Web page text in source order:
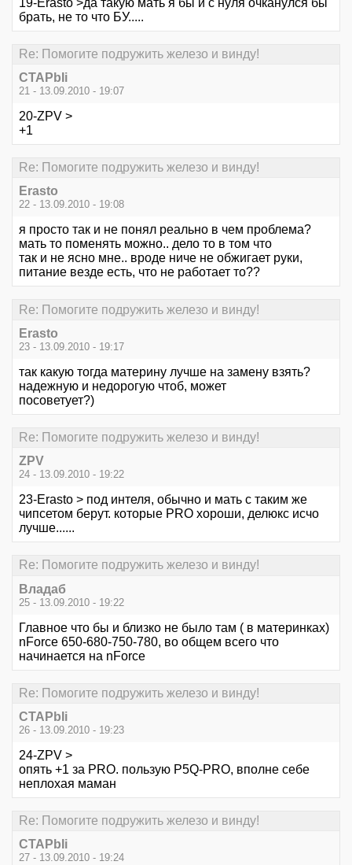
брать, не то что БУ.....
Re: Помогите подружить железо и винду!
CTAPbIi
21 - 13.09.2010 - 19:07
20-ZPV >
+1
Re: Помогите подружить железо и винду!
Erasto
22 - 13.09.2010 - 19:08
я просто так и не понял реально в чем проблема?
мать то поменять можно.. дело то в том что
так и не ясно мне.. вроде ниче не обжигает руки,
питание везде есть, что не работает то??
Re: Помогите подружить железо и винду!
Erasto
23 - 13.09.2010 - 19:17
так какую тогда материну лучше на замену взять?
надежную и недорогую чтоб, может
посоветует?)
Re: Помогите подружить железо и винду!
ZPV
24 - 13.09.2010 - 19:22
23-Erasto > под интеля, обычно и мать с таким же
чипсетом берут. которые PRO хороши, делюкс исчо
лучше......
Re: Помогите подружить железо и винду!
Владаб
25 - 13.09.2010 - 19:22
Главное что бы и близко не было там ( в материнках)
nForce 650-680-750-780, во общем всего что
начинается на nForce
Re: Помогите подружить железо и винду!
CTAPbIi
26 - 13.09.2010 - 19:23
24-ZPV >
опять +1 за PRO. пользую P5Q-PRO, вполне себе
неплохая маман
Re: Помогите подружить железо и винду!
CTAPbIi
27 - 13.09.2010 - 19:24